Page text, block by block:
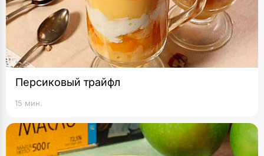
Персиковый трайфл
15 мин.